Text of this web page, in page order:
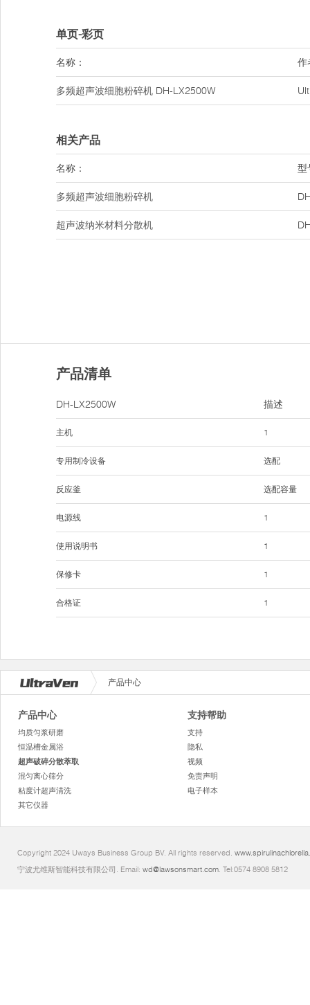
单页-彩页
名称： 作
多频超声波细胞粉碎机 DH-LX2500W
相关产品
名称： 型
多频超声波细胞粉碎机
超声波纳米材料分散机
产品清单
DH-LX2500W
主机
专用制冷设备
反应釜
电源线
使用说明书
保修卡
合格证
描述
1
选配
选配容量
1
1
1
1
产品中心
产品中心
均质匀浆研磨
恒温槽金属浴
超声破碎分散萃取
混匀离心筛分
粘度计超声清洗
其它仪器
支持帮助
支持
隐私
视频
免责声明
电子样本
Copyright 2024 Uways Business Group BV. All rights reserved.
宁波尤维斯智能科技有限公司. Email: wd@lawsonsmart.com. Tel:0574 8908 5812